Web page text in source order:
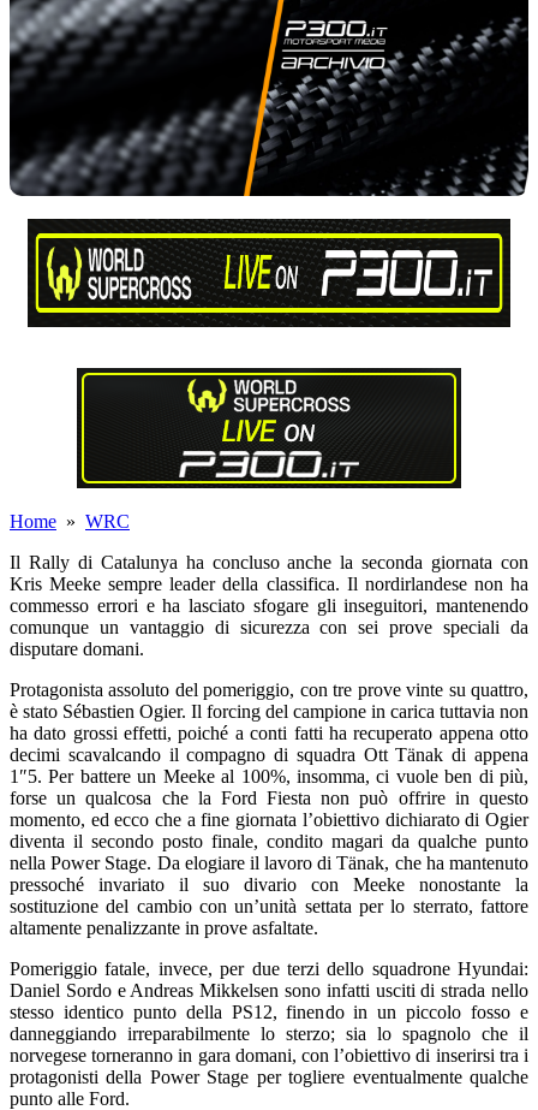
Home » WRC
Il Rally di Catalunya ha concluso anche la seconda giornata con
Kris Meeke sempre leader della classifica. Il nordirlandese non ha
commesso errori e ha lasciato sfogare gli inseguitori, mantenendo
comunque un vantaggio di sicurezza con sei prove speciali da
disputare domani.
Protagonista assoluto del pomeriggio, con tre prove vinte su quattro,
è stato Sébastien Ogier. Il forcing del campione in carica tuttavia non
ha dato grossi effetti, poiché a conti fatti ha recuperato appena otto
decimi scavalcando il compagno di squadra Ott Tänak di appena
1″5. Per battere un Meeke al 100%, insomma, ci vuole ben di più,
forse un qualcosa che la Ford Fiesta non può offrire in questo
momento, ed ecco che a fine giornata l’obiettivo dichiarato di Ogier
diventa il secondo posto finale, condito magari da qualche punto
nella Power Stage. Da elogiare il lavoro di Tänak, che ha mantenuto
pressoché invariato il suo divario con Meeke nonostante la
sostituzione del cambio con un’unità settata per lo sterrato, fattore
altamente penalizzante in prove asfaltate.
Pomeriggio fatale, invece, per due terzi dello squadrone Hyundai:
Daniel Sordo e Andreas Mikkelsen sono infatti usciti di strada nello
stesso identico punto della PS12, finendo in un piccolo fosso e
danneggiando irreparabilmente lo sterzo; sia lo spagnolo che il
norvegese torneranno in gara domani, con l’obiettivo di inserirsi tra i
protagonisti della Power Stage per togliere eventualmente qualche
punto alle Ford.